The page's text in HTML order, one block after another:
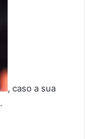
, caso a sua